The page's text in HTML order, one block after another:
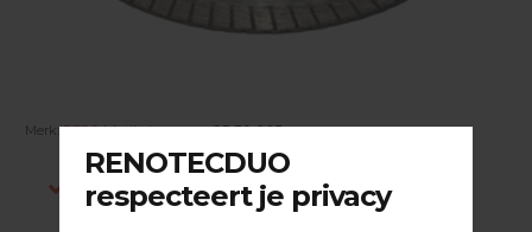
Merk:BEPO| Artikelnummer:23.39.003
Indien op voorraad, voor 15:00 besteld is
dezelfde werkdag verstuurd.